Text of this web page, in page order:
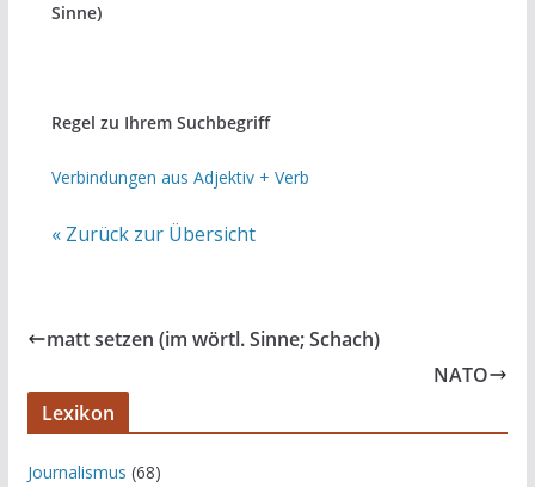
Sinne)
Regel zu Ihrem Suchbegriff
Verbindungen aus Adjektiv + Verb
« Zurück zur Übersicht
matt setzen (im wörtl. Sinne; Schach)
NATO
Lexikon
Journalismus (68)